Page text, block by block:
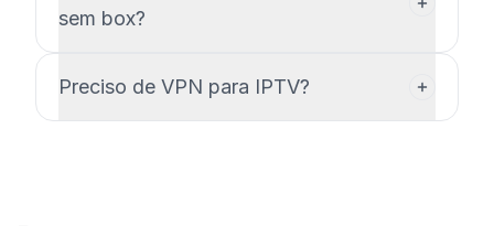
sem box?
Preciso de VPN para IPTV?